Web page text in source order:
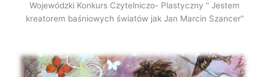
Wojewódzki Konkurs Czytelniczo- Plastyczny ” Jestem
kreatorem baśniowych światów jak Jan Marcin Szancer”